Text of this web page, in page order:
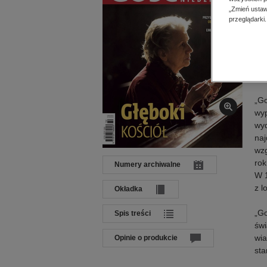
Numery archiwalne
Okładka
Spis treści
Opinie o produkcie
W
z
„Zmień
przeglądarki.